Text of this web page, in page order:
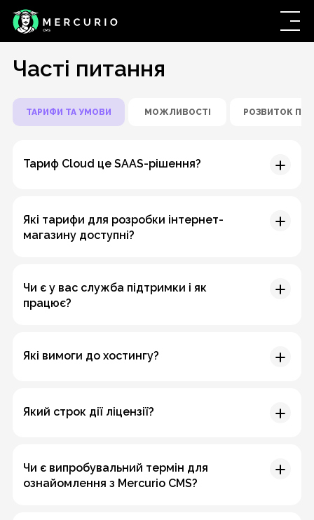
Часті питання
ТАРИФИ ТА УМОВИ МОЖЛИВОСТІ РОЗВИТОК
Тариф Cloud це SAAS-рішення?
Які тарифи для розробки інтернет-
магазину доступні?
Чи є у вас служба підтримки і як
працює?
Які вимоги до хостингу?
Який строк дії ліцензії?
Чи є випробувальний термін для
ознайомлення з Mercurio CMS?